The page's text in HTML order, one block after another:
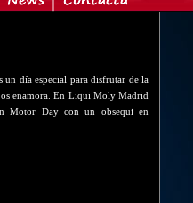
día especial para disfrutar de la
enamora. En Liqui Moly Madrid
Motor Day con un obsequi en